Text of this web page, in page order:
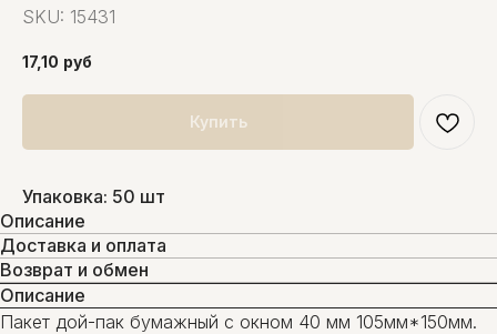
SKU: 15431
17,10 руб
Купить
Упаковка: 50 шт
Описание
Доставка и оплата
Возврат и обмен
Описание
Пакет дой-пак бумажный с окном 40 мм 105мм*150мм.